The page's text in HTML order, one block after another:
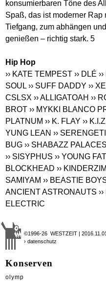
konsumierbaren Töne des
Spaß, das ist moderner Rap
Tiefgang, zum abhängen
genießen – richtig stark. 5
Hip Hop
›› KATE TEMPEST ›› DLÉ
SOUL ›› SUFF DADDY ››
CSLSX ›› ALLIGATOAH ››
BROT ›› MYKKI BLANCO
PLATNUM ›› K. FLAY ››
YUNG LEAN ›› SERENGETI
BUG ›› SHABAZZ PALACES
›› SISYPHUS ›› YOUNG
BLOCKHEAD ››
SAMIYAM ›› BEASTIE
ANCIENT ASTRONAUTS
ELECTRIC
©1996-26 WESTZEIT |
› datenschutz
Konserven
olymp